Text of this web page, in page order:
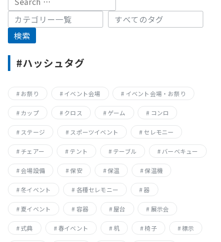
ー
シ
ョ
ン#ハッシュタグ
お祭り イベント会場 イベント会場・お祭り
カップ クロス ゲーム コンロ
ステージ スポーツイベント セレモニー
チェアー テント テーブル バーベキュー
会場設備 保安 保温 保温機
冬イベント 各種セレモニー 器
夏イベント 容器 屋台 展示会
式典 春イベント 机 椅子 標示